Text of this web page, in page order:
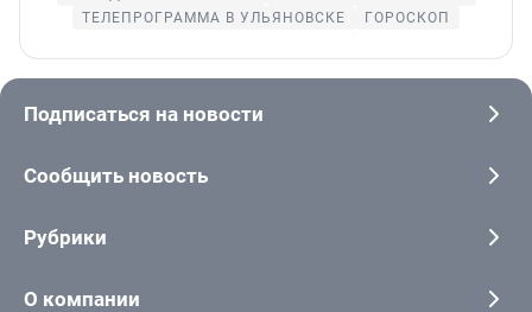
ТЕЛЕПРОГРАММА В УЛЬЯНОВСКЕ
ГОРОСКОП
Подписаться на новости
Сообщить новость
Рубрики
О компании